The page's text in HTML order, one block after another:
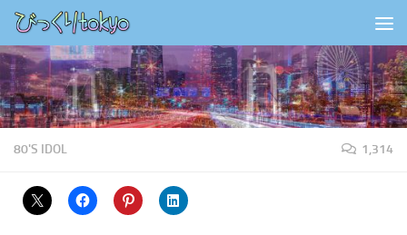
コンテンツの下
80'S IDOL 1,314